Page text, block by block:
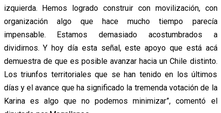
izquierda. Hemos logrado construir con movilización, con
organización algo que hace mucho tiempo parecía
impensable. Estamos demasiado acostumbrados a
dividirnos. Y hoy día esta señal, este apoyo que está acá
demuestra de que es posible avanzar hacia un Chile distinto.
Los triunfos territoriales que se han tenido en los últimos
días y el avance que ha significado la tremenda votación de la
Karina es algo que no podemos minimizar”, comentó el